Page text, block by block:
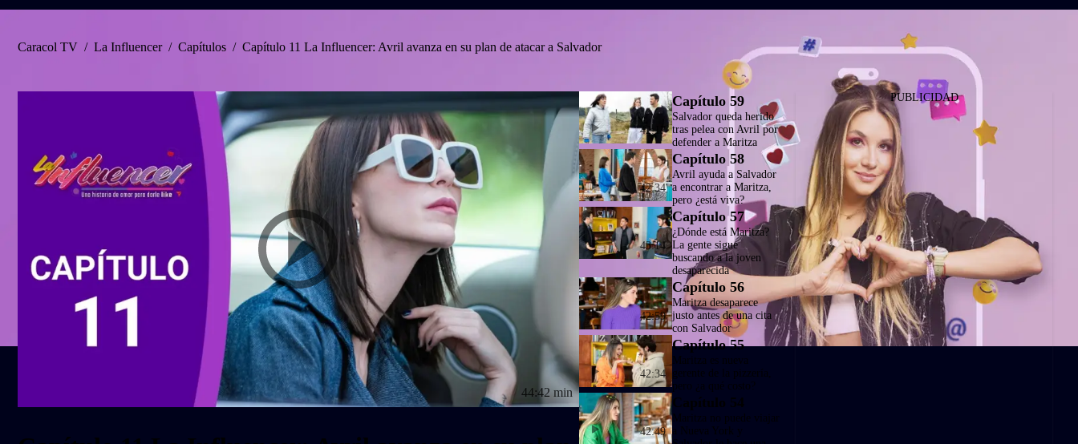
Caracol TV / La Influencer / Capítulos / Capítulo 11 La Influencer: Avril avanza en su plan de atacar a Salvador
44:42 min
42:17
Capítulo 59
Salvador queda herido
tras pelea con Avril por
defender a Maritza
42:34
Capítulo 58
Avril ayuda a Salvador
a encontrar a Maritza,
pero ¿está viva?
43:14
Capítulo 57
¿Dónde está Maritza?
La gente sigue
buscando a la joven
desaparecida
42:59
Capítulo 56
Maritza desaparece
justo antes de una cita
con Salvador
42:34
Capítulo 55
Maritza es nueva
gerente de la pizzería,
pero ¿a qué costo?
42:49
Capítulo 54
Maritza no puede viajar
a Nueva York y
PUBLICIDAD